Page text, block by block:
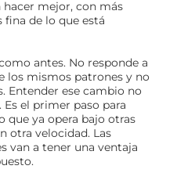
hacer mejor, con más
de lo que está
antes. No responde a
los mismos patrones y no
Entender ese cambio no
el primer paso para
que ya opera bajo otras
otra velocidad. Las
van a tener una ventaja